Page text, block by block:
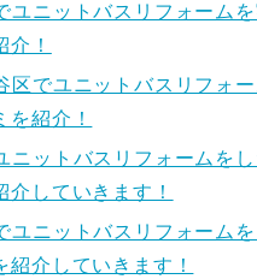
ユニットバスリフォーム
介！
区でユニットバスリフォ
を紹介！
ニットバスリフォームを
介していきます！
ユニットバスリフォーム
紹介していきます！